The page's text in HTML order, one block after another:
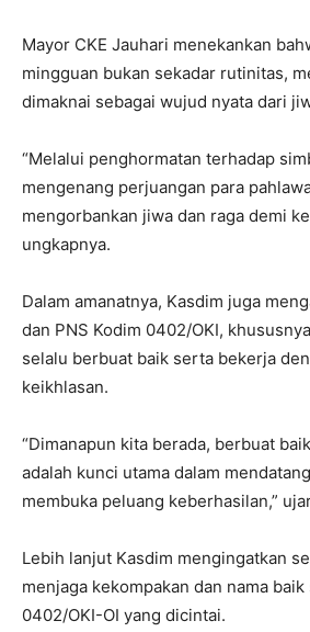
Mayor CKE Jauhari menekankan
mingguan bukan sekadar rutinitas,
dimaknai sebagai wujud nyata dari
“Melalui penghormatan terhadap
mengenang perjuangan para
mengorbankan jiwa dan raga demi
ungkapnya.
Dalam amanatnya, Kasdim juga
dan PNS Kodim 0402/OKI,
selalu berbuat baik serta bekerja
keikhlasan.
“Dimanapun kita berada, berbuat
adalah kunci utama dalam
membuka peluang keberhasilan,”
Lebih lanjut Kasdim mengingatkan
menjaga kekompakan dan nama baik
0402/OKI-OI yang dicintai.